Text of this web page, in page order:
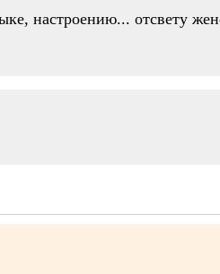
настроению... отсвету